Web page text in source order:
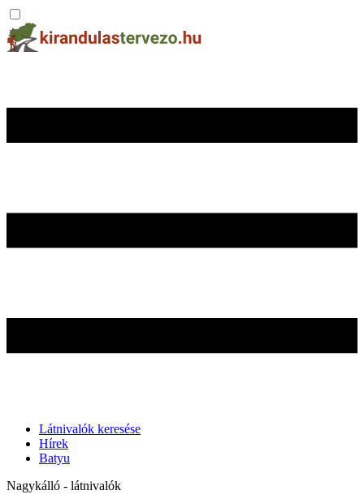
Látnivalók keresése
Hírek
Batyu
Nagykálló - látnivalók